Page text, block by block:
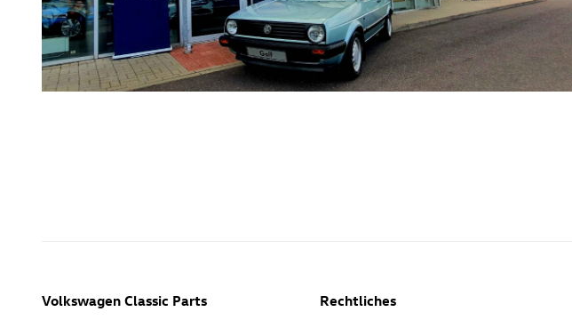
Volkswagen Classic Parts Rechtliches